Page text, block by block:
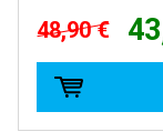
GABOR
48,90 €